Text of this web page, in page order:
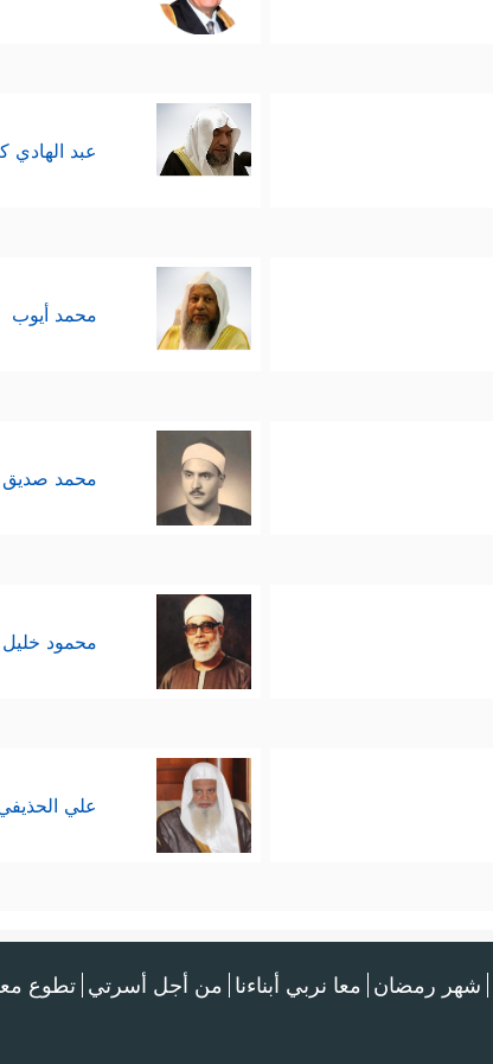
عبد الهادي
محمد أيوب
محمد صديق
محمود
علي
شهر رمضان معا نربي أبناءنا من أجل أسرتي تطوع